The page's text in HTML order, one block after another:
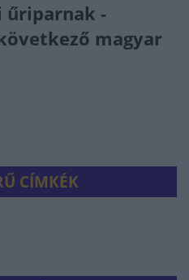
űriparnak -
magyar
CÍMKÉK